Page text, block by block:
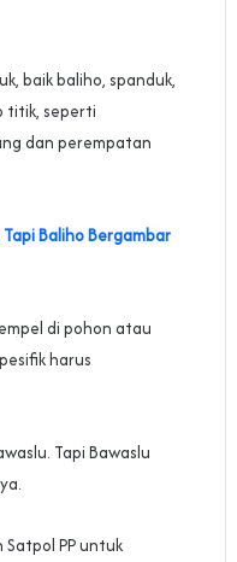
baik baliho, spanduk,
titik, seperti
dan perempatan
Baliho Bergambar
di pohon atau
harus
Tapi Bawaslu
PP untuk